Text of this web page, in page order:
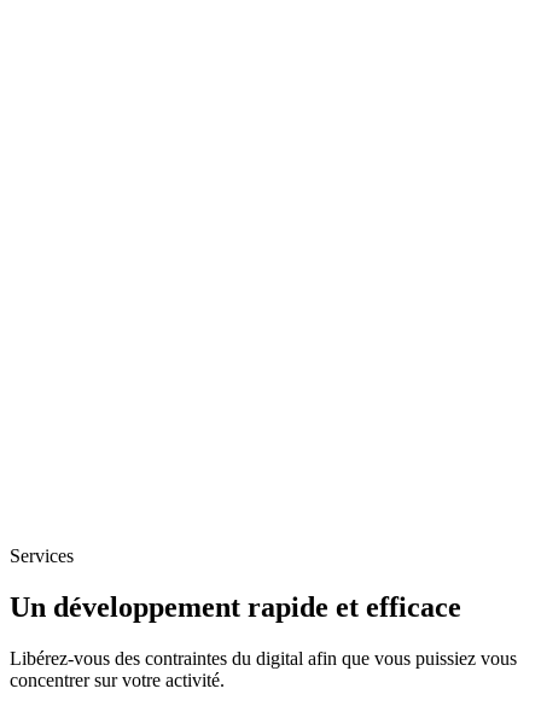
Services
Un développement rapide et efficace
Libérez-vous des contraintes du digital afin que vous puissiez vous
concentrer sur votre activité.